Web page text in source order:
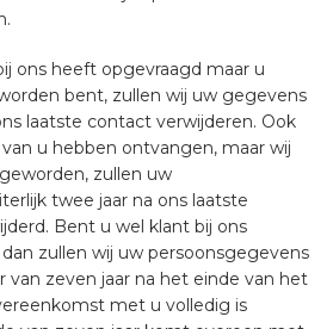
ons heeft opgevraagd maar u
bent, zullen wij uw gegevens
laatste contact verwijderen. Ook
u hebben ontvangen, maar wij
zullen uw
twee jaar na ons laatste
Bent u wel klant bij ons
zullen wij uw persoonsgegevens
van zeven jaar na het einde van het
met u volledig is